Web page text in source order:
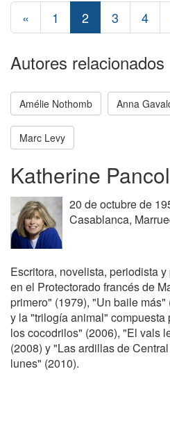
« 1 2 3 4
Autores relacionados
Amélie Nothomb Anna
Marc Levy
Katherine Pancol
20 de octubre de
Casablanca,
Escritora, novelista, periodista
en el Protectorado francés de
primero" (1979), "Un baile
y la "trilogía animal"
los cocodrilos" (2006), "El vals
(2008) y "Las ardillas de
lunes" (2010).